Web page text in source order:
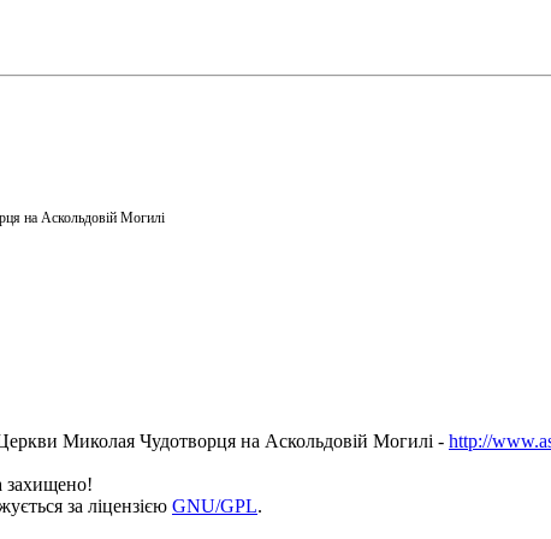
на Аскольдовій Могилі
Миколая Чудотворця на Аскольдовій Могилі - http://
захищено!
за ліцензією GNU/GPL.